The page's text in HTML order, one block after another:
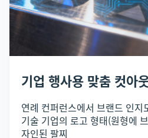
기업 행사용 맞춤 컷아
연례 컨퍼런스에서 브랜드 인지
기술 기업의 로고 형태(원형에
자인된 팔찌